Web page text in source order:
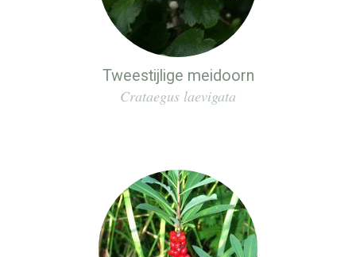
Tweestijlige meidoorn
Crataegus laevigata